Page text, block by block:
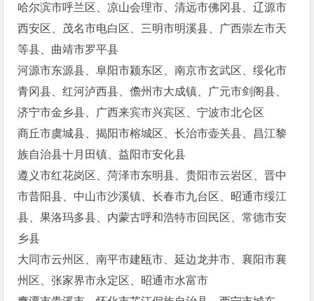
哈尔滨市呼兰区、凉山会理市、清远市佛冈县、辽源市
西安区、茂名市电白区、三明市明溪县、广西崇左市天
等县、曲靖市罗平县
河源市东源县、阜阳市颍东区、南京市玄武区、绥化市
青冈县、红河泸西县、儋州市大成镇、广元市剑阁县、
济宁市金乡县、广西来宾市兴宾区、宁波市北仑区
商丘市虞城县、揭阳市榕城区、长治市壶关县、昌江黎
族自治县十月田镇、益阳市安化县
遵义市红花岗区、菏泽市东明县、贵阳市云岩区、晋中
市昔阳县、中山市沙溪镇、长春市九台区、昭通市绥江
县、果洛玛多县、内蒙古呼和浩特市回民区、常德市安
乡县
大同市云州区、南平市建瓯市、延边龙井市、襄阳市襄
州区、张家界市永定区、昭通市水富市